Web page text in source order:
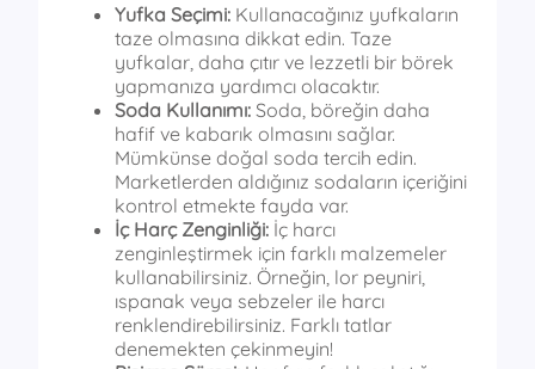
Yufka Seçimi: Kullanacağınız yufkaların
taze olmasına dikkat edin. Taze
yufkalar, daha çıtır ve lezzetli bir börek
yapmanıza yardımcı olacaktır.
Soda Kullanımı: Soda, böreğin daha
hafif ve kabarık olmasını sağlar.
Mümkünse doğal soda tercih edin.
Marketlerden aldığınız sodaların içeriğini
kontrol etmekte fayda var.
İç Harç Zenginliği: İç harcı
zenginleştirmek için farklı malzemeler
kullanabilirsiniz. Örneğin, lor peyniri,
ıspanak veya sebzeler ile harcı
renklendirebilirsiniz. Farklı tatlar
denemekten çekinmeyin!